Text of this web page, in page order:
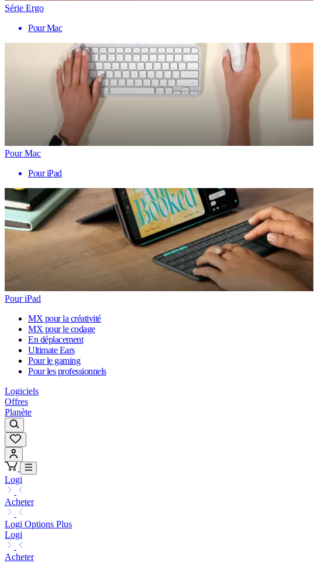
Série Ergo
Pour Mac
Pour Mac
Pour iPad
Pour iPad
MX pour la créativité
MX pour le codage
En déplacement
Ultimate Ears
Pour le gaming
Pour les professionnels
Logiciels
Offres
Planète
Logi
Acheter
Logi Options Plus
Logi
Acheter